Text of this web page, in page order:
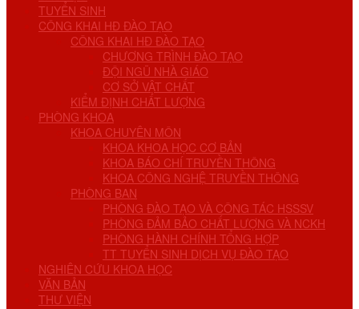
TUYỂN SINH
CÔNG KHAI HĐ ĐÀO TẠO
CÔNG KHAI HĐ ĐÀO TẠO
CHƯƠNG TRÌNH ĐÀO TẠO
ĐỘI NGŨ NHÀ GIÁO
CƠ SỞ VẬT CHẤT
KIỂM ĐỊNH CHẤT LƯỢNG
PHÒNG KHOA
KHOA CHUYÊN MÔN
KHOA KHOA HỌC CƠ BẢN
KHOA BÁO CHÍ TRUYỀN THÔNG
KHOA CÔNG NGHỆ TRUYỀN THÔNG
PHÒNG BAN
PHÒNG ĐÀO TẠO VÀ CÔNG TÁC HSSSV
PHÒNG ĐẢM BẢO CHẤT LƯỢNG VÀ NCKH
PHÒNG HÀNH CHÍNH TỔNG HỢP
TT TUYỂN SINH DỊCH VỤ ĐÀO TẠO
NGHIÊN CỨU KHOA HỌC
VĂN BẢN
THƯ VIỆN